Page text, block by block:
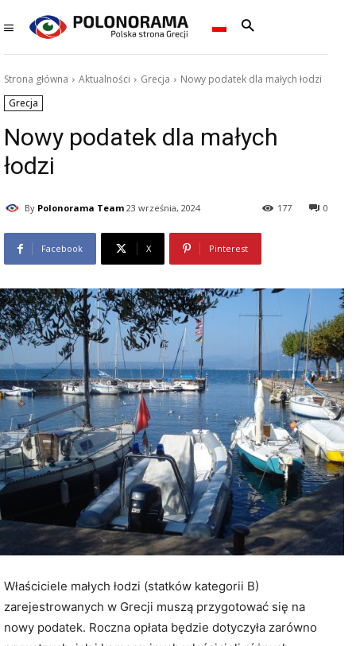
Strona główna Aktualności Grecja
Nowy podatek dla małych łodzi
Grecja
Nowy podatek dla małych
łodzi
By Polonorama Team 23 września, 2024 0
177
Facebook X Pinterest
Właściciele małych łodzi (statków kategorii B)
zarejestrowanych w Grecji muszą przygotować się na
nowy podatek. Roczna opłata będzie dotyczyła zarówno